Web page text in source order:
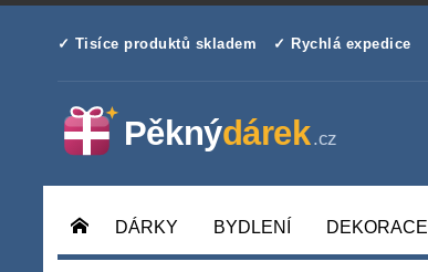
✓ Tisíce produktů skladem ✓ Rychlá expedice
DÁRKY BYDLENÍ DEKORACE